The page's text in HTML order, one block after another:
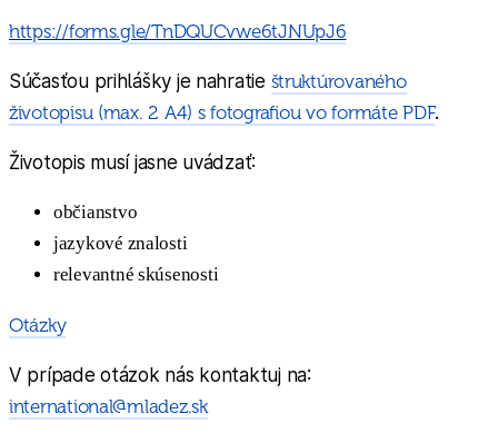
https://forms.gle/TnDQUCvwe6tJNUpJ6
Súčasťou prihlášky je nahratie štruktúrovaného
životopisu (max. 2 A4) s fotografiou vo formáte PDF.
Životopis musí jasne uvádzať:
občianstvo
jazykové znalosti
relevantné skúsenosti
Otázky
V prípade otázok nás kontaktuj na:
international@mladez.sk